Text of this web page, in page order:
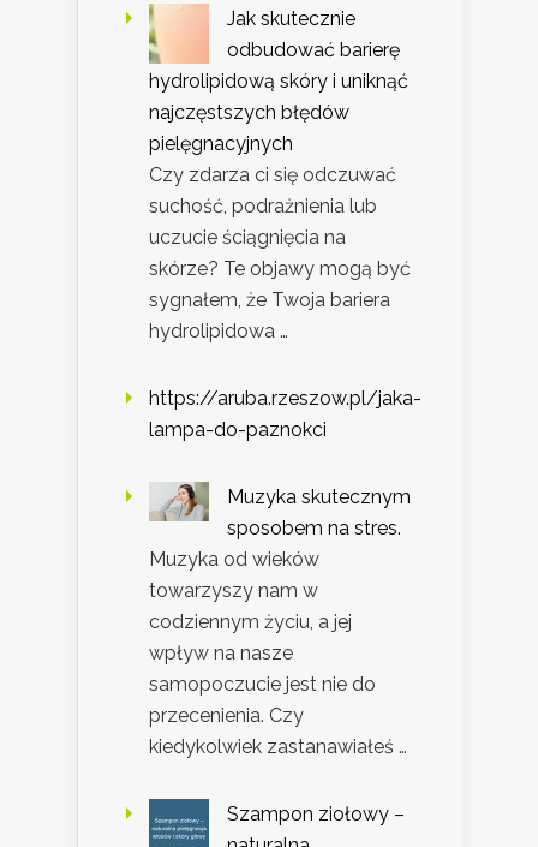
Jak skutecznie
odbudować barierę
hydrolipidową skóry i uniknąć
najczęstszych błędów
pielęgnacyjnych
Czy zdarza ci się odczuwać
suchość, podrażnienia lub
uczucie ściągnięcia na
skórze? Te objawy mogą być
sygnałem, że Twoja bariera
hydrolipidowa …
https://aruba.rzeszow.pl/jaka-
lampa-do-paznokci
Muzyka skutecznym
sposobem na stres.
Muzyka od wieków
towarzyszy nam w
codziennym życiu, a jej
wpływ na nasze
samopoczucie jest nie do
przecenienia. Czy
kiedykolwiek zastanawiałeś …
Szampon ziołowy –